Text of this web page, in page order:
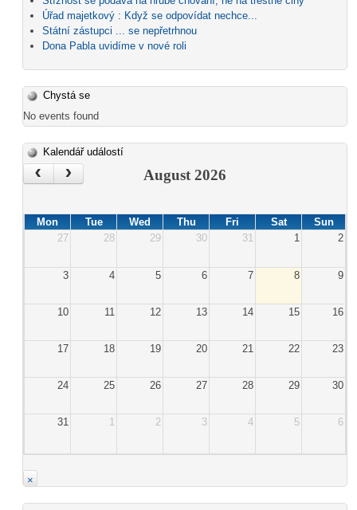
Úřad majetkový : Když se odpovídat nechce...
Státní zástupci ... se nepřetrhnou
Dona Pabla uvidíme v nové roli
Chystá se
No events found
Kalendář událostí
‹ › August 2026
Mon Tue Wed Thu Fri Sat
Sun
27
28 29 30 31 1 2
3 4 5 6 7 8 9
10 11 12 13 14 15 16
17 18 19 20 21 22 23
24 25 26 27 28 29 30
31 1 2 3 4 5 6
×